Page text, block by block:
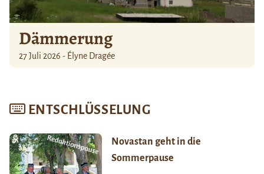
Dämmerung
27 Juli 2026 - Élyne Dragée
ENTSCHLÜSSELUNG
Novastan geht in die
Sommerpause